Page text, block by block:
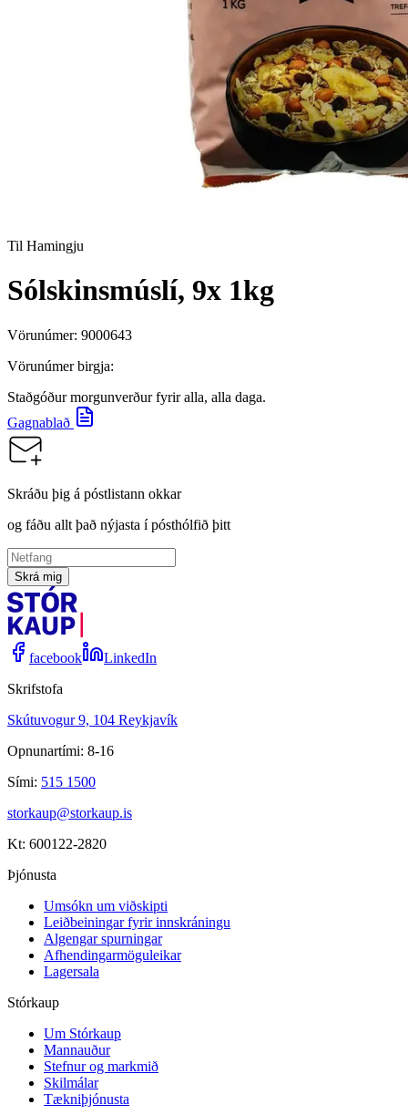
Til Hamingju
Sólskinsmúslí, 9x 1kg
Vörunúmer: 9000643
Vörunúmer birgja:
Staðgóður morgunverður fyrir alla, alla daga.
Gagnablað
Skráðu þig á póstlistann okkar
og fáðu allt það nýjasta í pósthólfið þitt
Skrá mig
facebook
LinkedIn
Skrifstofa
Skútuvogur 9, 104 Reykjavík
Opnunartími: 8-16
Sími: 515 1500
storkaup@storkaup.is
Kt: 600122-2820
Þjónusta
Umsókn um viðskipti
Leiðbeiningar fyrir innskráningu
Algengar spurningar
Afhendingarmöguleikar
Lagersala
Stórkaup
Um Stórkaup
Mannauður
Stefnur og markmið
Skilmálar
Tækniþjónusta